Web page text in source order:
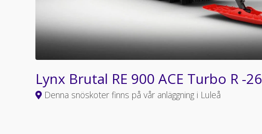
Lynx Brutal RE 900 ACE Turbo R -26
Denna snöskoter finns på vår anläggning i Luleå